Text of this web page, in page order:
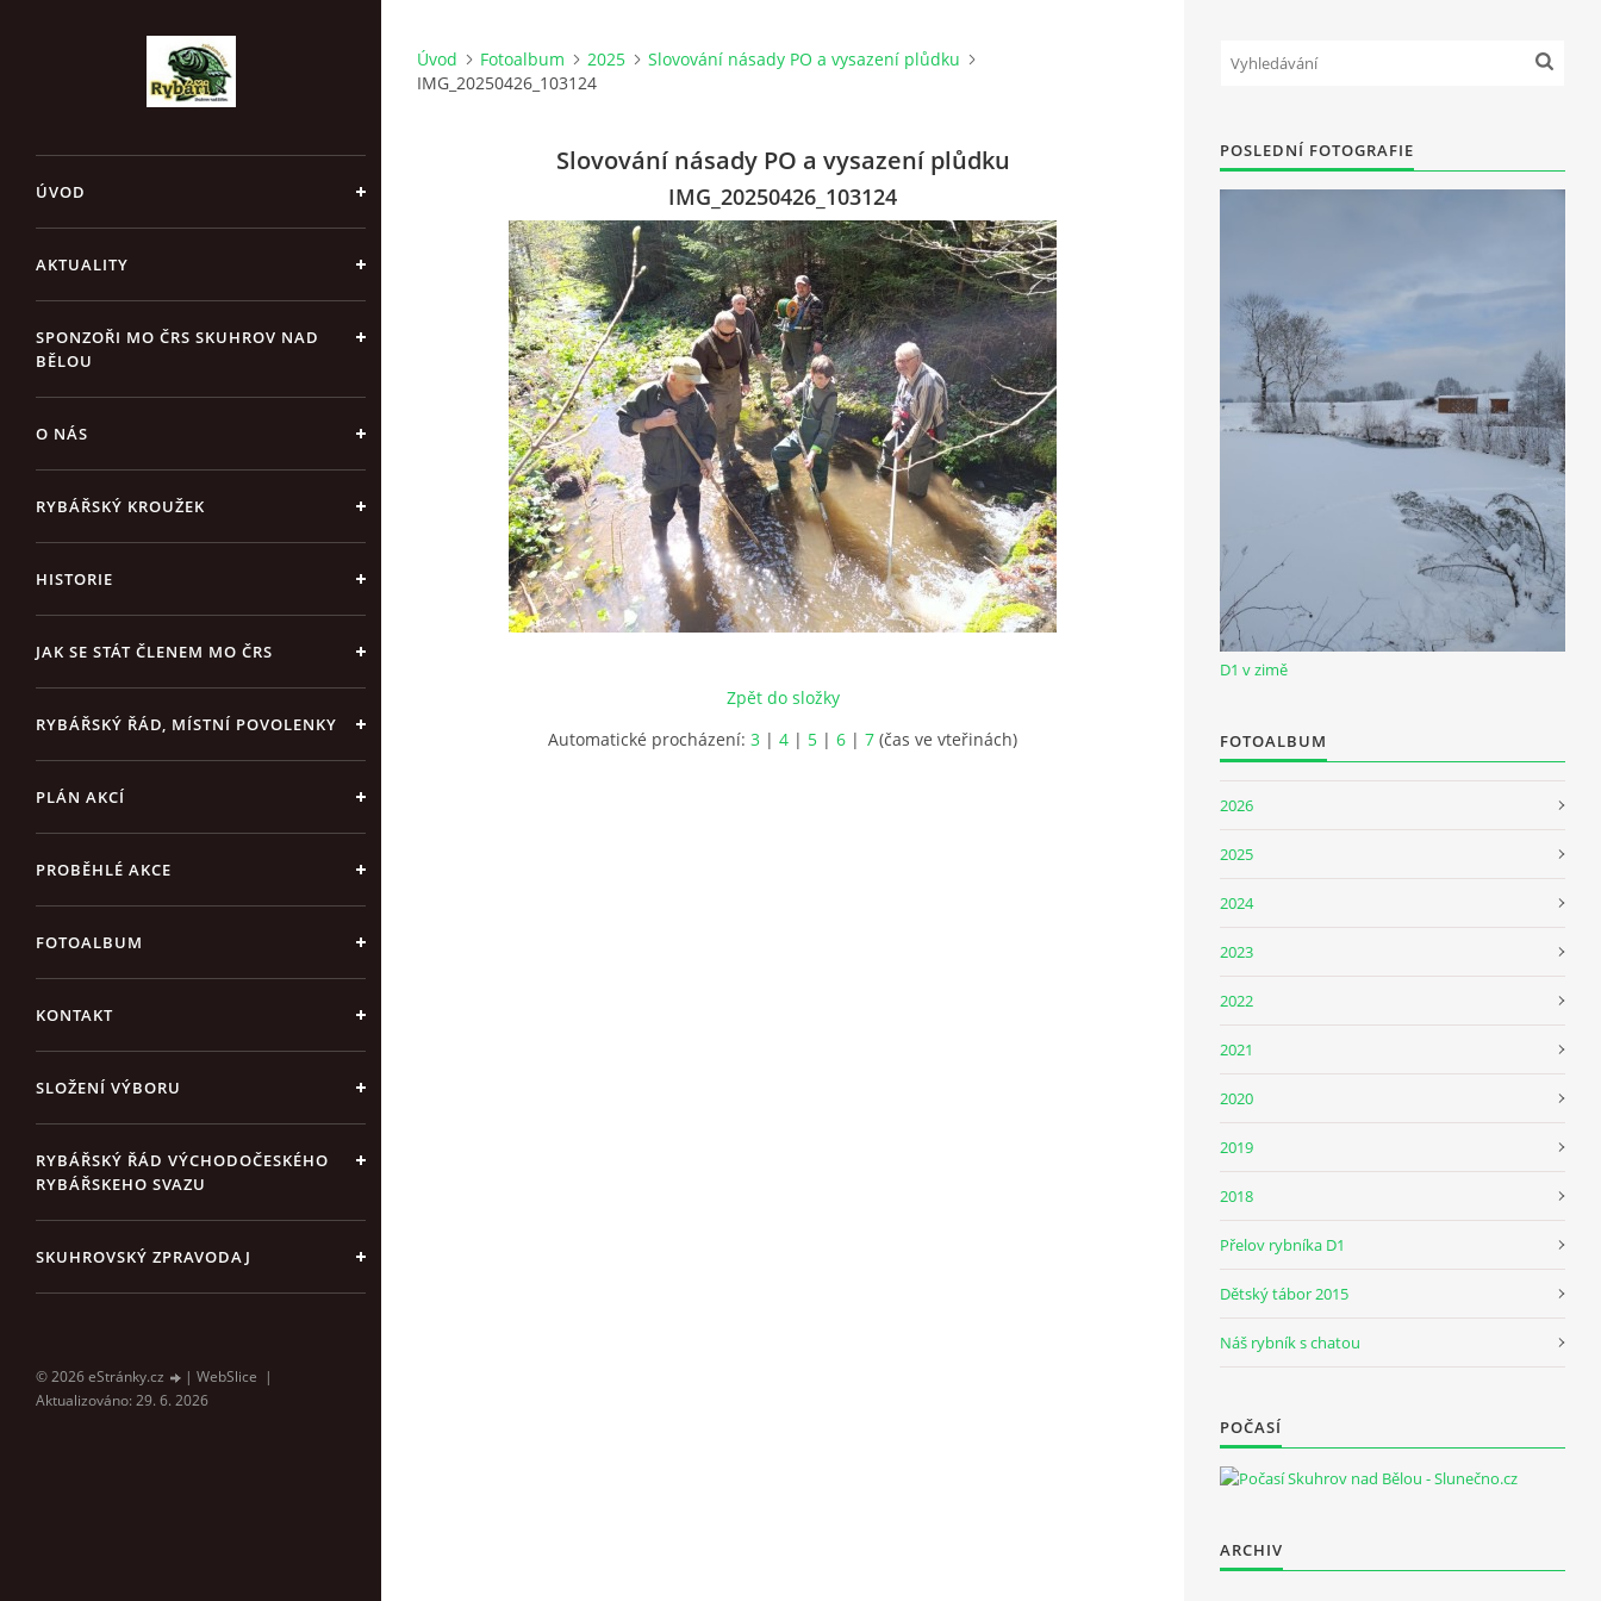
ÚVOD
AKTUALITY
SPONZOŘI MO ČRS SKUHROV NAD
BĚLOU
O NÁS
RYBÁŘSKÝ KROUŽEK
HISTORIE
JAK SE STÁT ČLENEM MO ČRS
RYBÁŘSKÝ ŘÁD, MÍSTNÍ POVOLENKY
PLÁN AKCÍ
PROBĚHLÉ AKCE
FOTOALBUM
KONTAKT
SLOŽENÍ VÝBORU
RYBÁŘSKÝ ŘÁD VÝCHODOČESKÉHO
RYBÁŘSKEHO SVAZU
SKUHROVSKÝ ZPRAVODAJ
© 2026 eStránky.cz | WebSlice |
Aktualizováno: 29. 6. 2026
Úvod Fotoalbum 2025
Slovování násady PO a vysazení plůdku
IMG_20250426_103124
Slovování násady PO a vysazení plůdku
IMG_20250426_103124
Zpět do složky
Automatické procházení: 3 | 4 | 5 | 6 | 7 (čas ve vteřinách)
POSLEDNÍ FOTOGRAFIE
D1 v zimě
FOTOALBUM
2026
2025
2024
2023
2022
2021
2020
2019
2018
Přelov rybníka D1
Dětský tábor 2015
Náš rybník s chatou
POČASÍ
ARCHIV